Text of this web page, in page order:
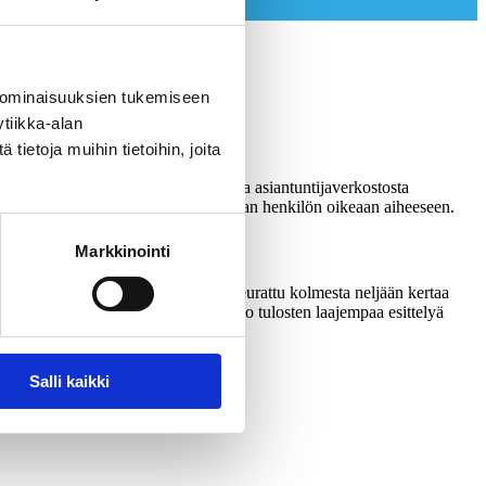
tukemiseen
alan
tietoja muihin tietoihin, joita
Markkinointi
Salli kaikki
ja keskustelunavauksia.
asiantuntijan KAKSin tutkimus- ja asiantuntijaverkostosta
eteenpäin ja yhdistämme oikean henkilön oikeaan aiheeseen.
kuntailmapuntarit, joilla on seurattu kolmesta neljään kertaa
yleensä erillinen tutkimusosio tulosten laajempaa esittelyä